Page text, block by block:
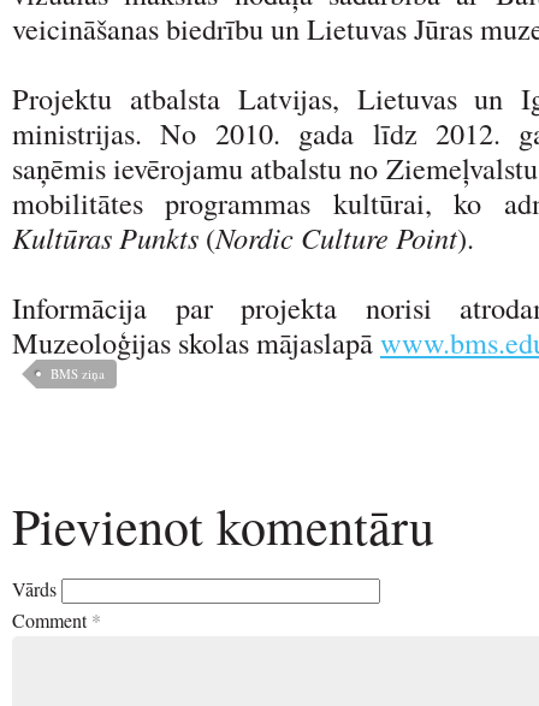
veicināšanas biedrību un Lietuvas Jūras
Projektu atbalsta Latvijas, Lietuvas un
ministrijas. No 2010. gada līdz 2012.
saņēmis ievērojamu atbalstu no
mobilitātes programmas kultūrai, ko
Kultūras Punkts (Nordic Culture Point).
Informācija par projekta norisi
Muzeoloģijas skolas mājaslapā
BMS ziņa
Pievienot komentāru
Vārds
Comment*